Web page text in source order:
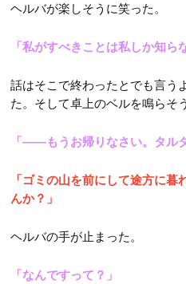
ヘルバが楽しそうに笑った。
「私がすべきことは私しか知ら
話はそこで終わったとでも言う
た。そして卓上のベルを鳴らそ
「――もうお帰りなさい。タル
「ゴミの山を前にして途方に
んか？」
ヘルバの手が止まった。
「なんですって？」